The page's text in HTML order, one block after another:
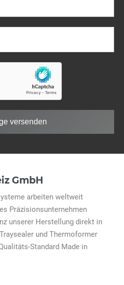
versenden
GmbH
arbeiten weltweit
Präzisionsunternehmen
unserer Herstellung direkt in
und Thermoformer
Standard Made in